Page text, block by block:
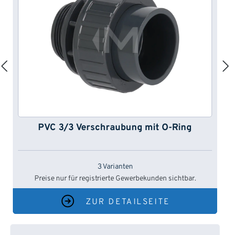
PVC 3/3 Verschraubung mit O-Ring
3 Varianten
Preise nur für registrierte Gewerbekunden sichtbar.
ZUR DETAILSEITE